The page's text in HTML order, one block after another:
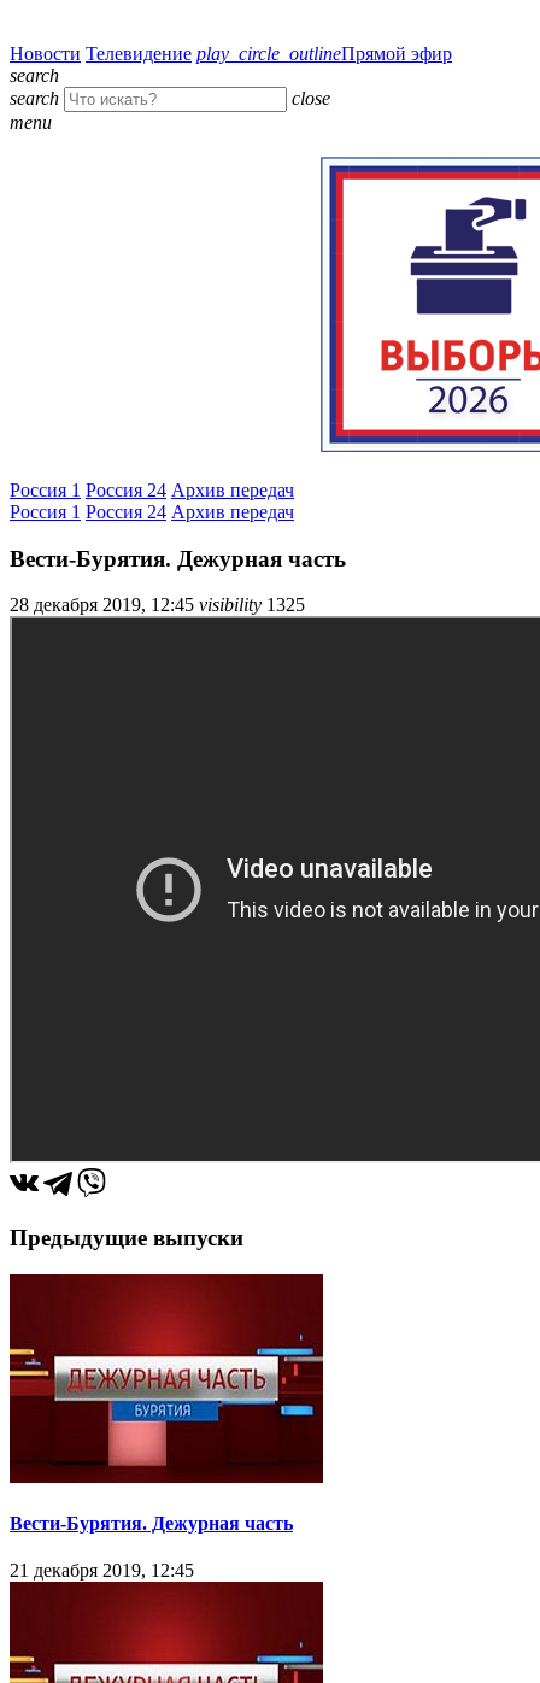
Новости Телевидение play_circle_outlineПрямой эфир
search
search
close
menu
Россия 1 Россия 24 Архив передач
Россия 1 Россия 24 Архив передач
Вести-Бурятия. Дежурная часть
28 декабря 2019, 12:45 visibility 1325
Предыдущие выпуски
Вести-Бурятия. Дежурная часть
21 декабря 2019, 12:45